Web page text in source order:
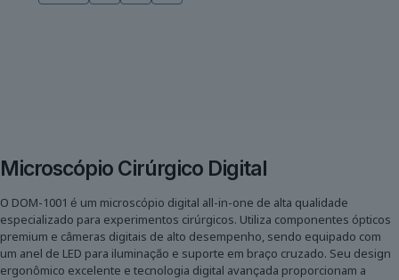
Microscópio Cirúrgico Digital
O DOM-1001 é um microscópio digital all-in-one de alta qualidade
especializado para experimentos cirúrgicos. Utiliza componentes ópticos
premium e câmeras digitais de alto desempenho, sendo equipado com
um anel de LED para iluminação e suporte em braço cruzado. Seu design
ergonômico excelente e tecnologia digital avançada proporcionam a